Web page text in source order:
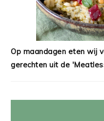
Op maandagen eten wij
gerechten uit de